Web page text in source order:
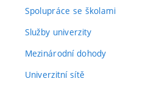
Spolupráce se školami
Služby univerzity
Mezinárodní dohody
Univerzitní sítě